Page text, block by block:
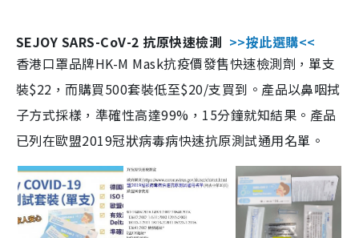
SEJOY SARS-CoV-2 抗原快速檢測 >>按此選購<<
香港口罩品牌HK-M Mask抗疫價發售快速檢測劑，單支
裝$22，而購買500套裝低至$20/支買到。產品以鼻咽拭
子方式採樣，準確性高達99%，15分鐘就知結果。產品
已列在歐盟2019冠狀病毒病快速抗原測試通用名單。